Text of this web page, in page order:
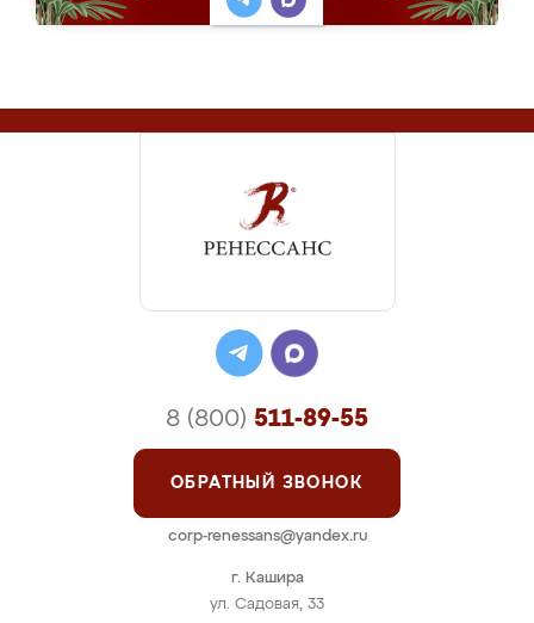
г. Кашира
ул. Садовая, 33
8 (800) 511-89-55
ОБРАТНЫЙ ЗВОНОК
corp-renessans@yandex.ru